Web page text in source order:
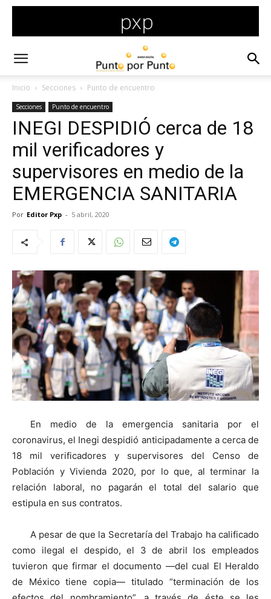
Inicio Secciones Punto de encuentro
Secciones Punto de encuentro
INEGI DESPIDIÓ cerca de 18
mil verificadores y
supervisores en medio de la
EMERGENCIA SANITARIA
Por Editor Pxp - 5 abril, 2020
En medio de la emergencia sanitaria por el
coronavirus, el Inegi despidió anticipadamente a cerca de
18 mil verificadores y supervisores del Censo de
Población y Vivienda 2020, por lo que, al terminar la
relación laboral, no pagarán el total del salario que
estipula en sus contratos.
A pesar de que la Secretaría del Trabajo ha calificado
como ilegal el despido, el 3 de abril los empleados
tuvieron que firmar el documento —del cual El Heraldo
de México tiene copia— titulado “terminación de los